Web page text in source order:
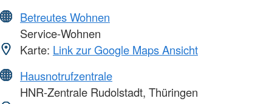
Betreutes Wohnen
Service-Wohnen
Karte: Link zur Google Maps Ansicht
Hausnotrufzentrale
HNR-Zentrale Rudolstadt, Thüringen